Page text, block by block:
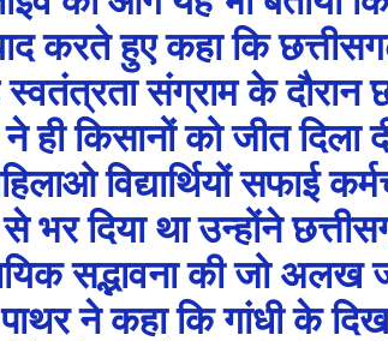
करते हुए कहा कि
संग्राम के
किसानों को जीत दिला
विद्यार्थियों सफाई
भर दिया था उन्होंने
सद्भावना की जो
ने कहा कि गांधी के